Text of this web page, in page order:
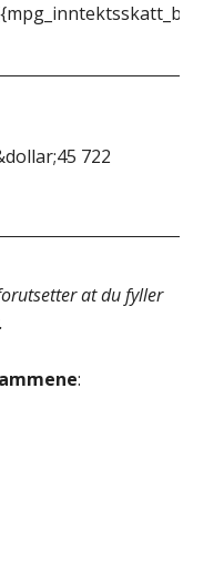
722
at du fyller
: